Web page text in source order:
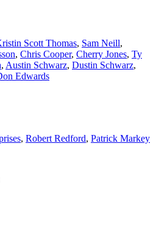
Scott Thomas, Sam Neill,
, Chris Cooper, Cherry Jones, Ty
, Austin Schwarz, Dustin Schwarz,
Edwards
, Robert Redford, Patrick Markey